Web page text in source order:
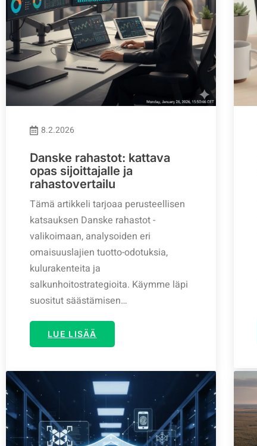
8.2.2026
Danske rahastot: kattava
opas sijoittajalle ja
rahastovertailu
Tämä artikkeli tarjoaa perusteellisen
katsauksen Danske rahastot -
valikoimaan, analysoiden eri
omaisuuslajien tuotto-odotuksia,
kulurakenteita ja
salkunhoitostrategioita. Käymme läpi
suositut säästämisen…
LUE LISÄÄ